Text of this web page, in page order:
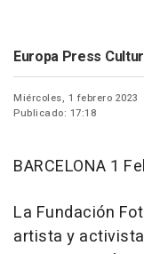
Europa Press
Miércoles, 1 febrero 2023
Publicado: 17:18
BARCELONA 1
La Fundación
artista y